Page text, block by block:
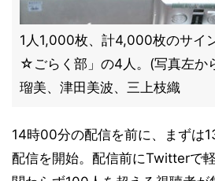
1人1,000枚、計4,000枚のサイ
☆ごらく部」の4人。(写真左か
瑠美、津田美波、三上枝織
14時00分の配信を前に、まずは
配信を開始。配信前にTwitterで